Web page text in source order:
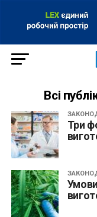
Всі
Три